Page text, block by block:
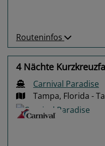
Routeninfos
4 Nächte
Carnival Paradise
Tampa, Florida -